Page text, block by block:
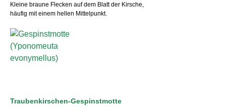
Kleine braune Flecken auf dem Blatt der Kirsche,
häufig mit einem hellen Mittelpunkt.
Traubenkirschen-Gespinstmotte